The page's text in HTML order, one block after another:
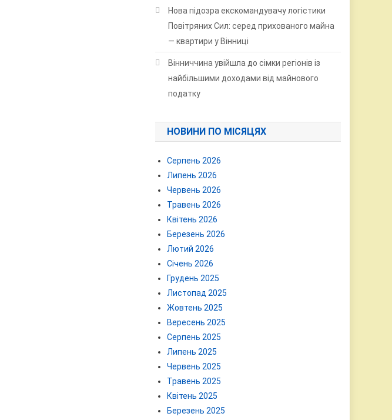
Нова підозра екскомандувачу логістики
Повітряних Сил: серед прихованого майна
— квартири у Вінниці
Вінниччина увійшла до сімки регіонів із
найбільшими доходами від майнового
податку
НОВИНИ ПО МІСЯЦЯХ
Серпень 2026
Липень 2026
Червень 2026
Травень 2026
Квітень 2026
Березень 2026
Лютий 2026
Січень 2026
Грудень 2025
Листопад 2025
Жовтень 2025
Вересень 2025
Серпень 2025
Липень 2025
Червень 2025
Травень 2025
Квітень 2025
Березень 2025